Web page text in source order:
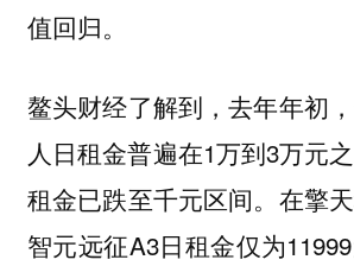
值回归。
鳌头财经了解到，去年年初
人日租金普遍在1万到3万元
租金已跌至千元区间。在擎
智元远征A3日租金仅为